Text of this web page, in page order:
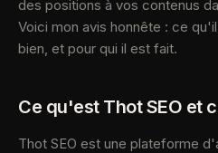
des positions à vos contenus
Voici mon avis honnête : ce
bien, et pour qui il est fait.
Ce qu'est Thot SEO et
Thot SEO est une plateforme